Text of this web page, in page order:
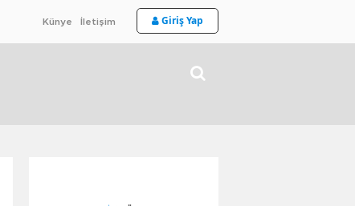
Künye İletişim Giriş Yap